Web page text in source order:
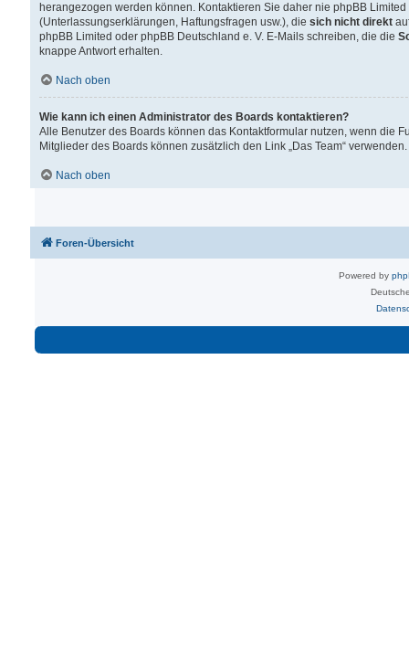
herangezogen werden können. Kontaktieren Sie daher nie phpBB
(Unterlassungserklärungen, Haftungsfragen usw.), die sich nicht direkt
phpBB Limited oder phpBB Deutschland e. V. E-Mails schreiben, die die
knappe Antwort erhalten.
Nach oben
Wie kann ich einen Administrator des Boards kontaktieren?
Alle Benutzer des Boards können das Kontaktformular nutzen, wenn die
Mitglieder des Boards können zusätzlich den Link „Das Team“ verwenden.
Nach oben
Foren-Übersicht
Powered by